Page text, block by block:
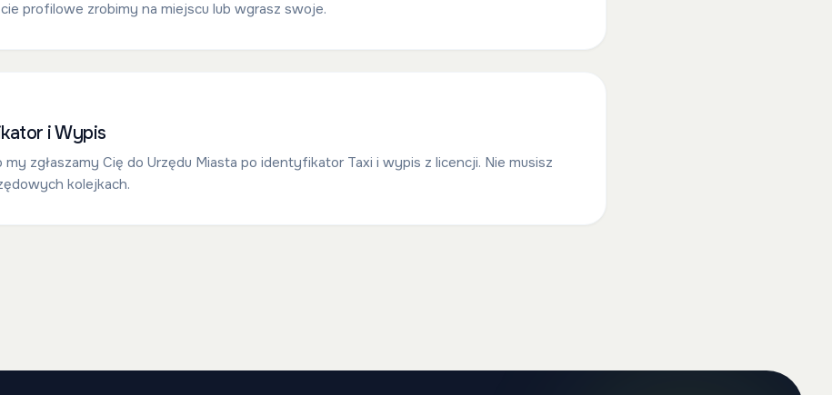
profilowe zrobimy na miejscu lub wgrasz swoje.
i Wypis
my zgłaszamy Cię do Urzędu Miasta po identyfikator Taxi i wypis z licencji. Nie musisz
kolejkach.